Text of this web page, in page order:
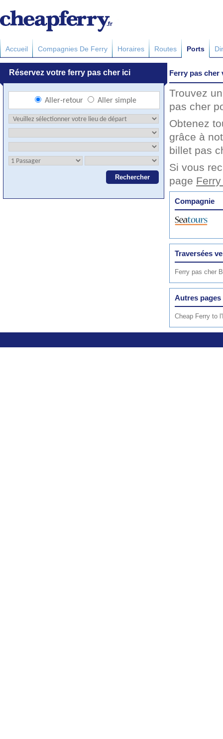
Accueil Compagnies De Ferry Horaires Routes Ports
Ferry pas cher
Trouvez
pas cher
Obtenez
grâce à
billet pas
Si vous
page
Compagnie
Traversées
Ferry pas cher
Autres pages
Cheap Ferry to